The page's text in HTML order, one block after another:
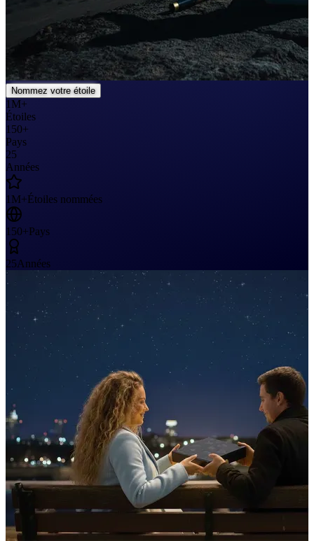
Nommez votre étoile
1M+
Étoiles
150+
Pays
25
Années
1M+Étoiles nommées
150+Pays
25Années